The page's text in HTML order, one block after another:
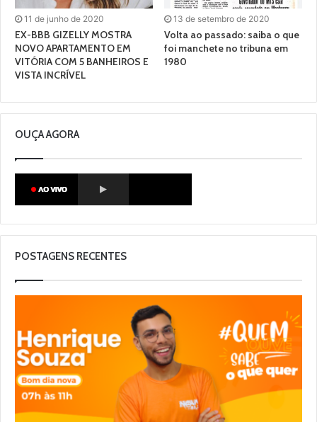
11 de junho de 2020
EX-BBB GIZELLY MOSTRA
NOVO APARTAMENTO EM
VITÓRIA COM 5 BANHEIROS E
VISTA INCRÍVEL
13 de setembro de 2020
Volta ao passado: saiba o que
foi manchete no tribuna em
1980
OUÇA AGORA
POSTAGENS RECENTES